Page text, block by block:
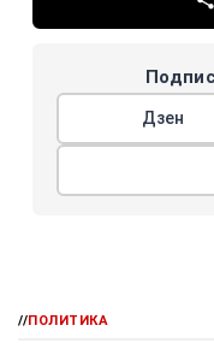
Дзен
//ПОЛИТИКА